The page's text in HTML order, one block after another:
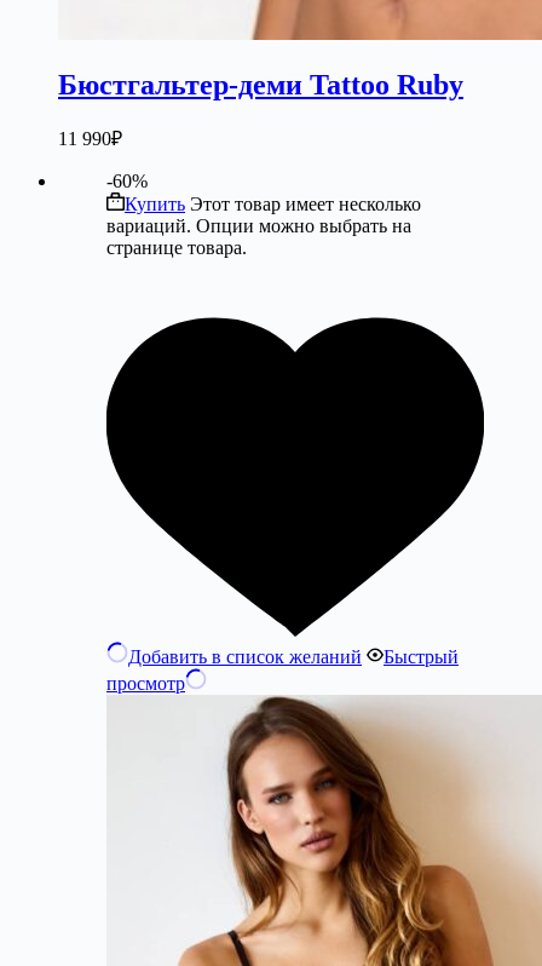
Бюстгальтер-деми Tattoo Ruby
11 990₽
-60%
Купить Этот товар имеет несколько
вариаций. Опции можно выбрать на
странице товара.
Добавить в список желаний
Быстрый
просмотр